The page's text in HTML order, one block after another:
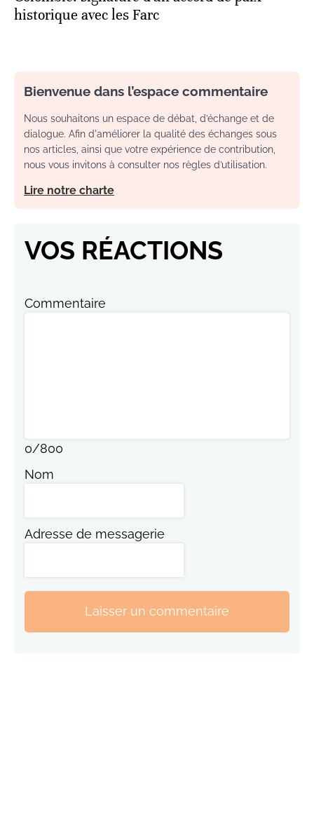
historique avec les Farc
Bienvenue dans l’espace commentaire
Nous souhaitons un espace de débat, d’échange et de
dialogue. Afin d'améliorer la qualité des échanges sous
nos articles, ainsi que votre expérience de contribution,
nous vous invitons à consulter nos règles d’utilisation.
Lire notre charte
VOS RÉACTIONS
Commentaire
0/800
Nom
Adresse de messagerie
Laisser un commentaire